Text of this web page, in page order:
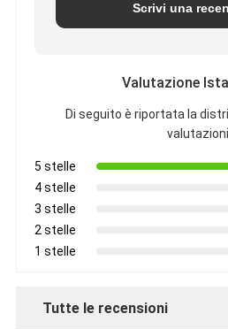
Scrivi una
Valutazione
Di seguito è riportata la
valutazioni
5 stelle
4 stelle
3 stelle
2 stelle
1 stelle
Tutte le recensioni